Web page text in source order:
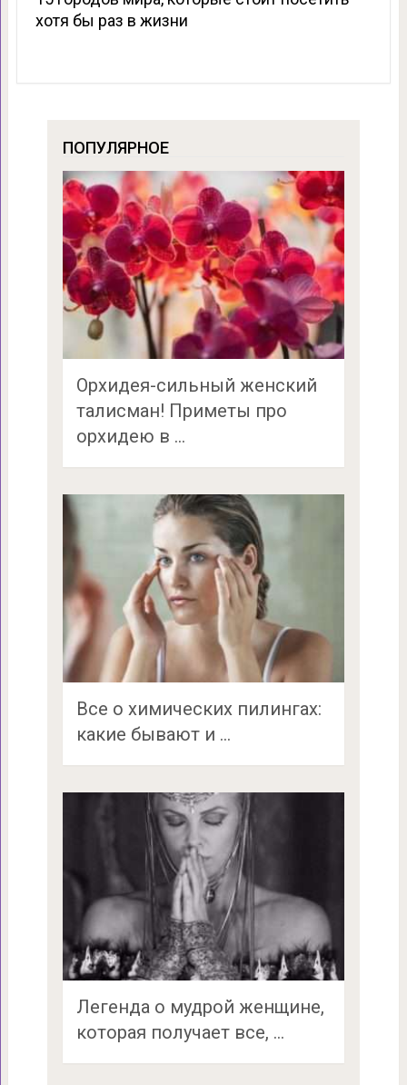
хотя бы раз в жизни
ПОПУЛЯРНОЕ
Орхидея-сильный женский
талисман! Приметы про
орхидею в …
Все о химических пилингах:
какие бывают и …
Легенда о мудрой женщине,
которая получает все, …